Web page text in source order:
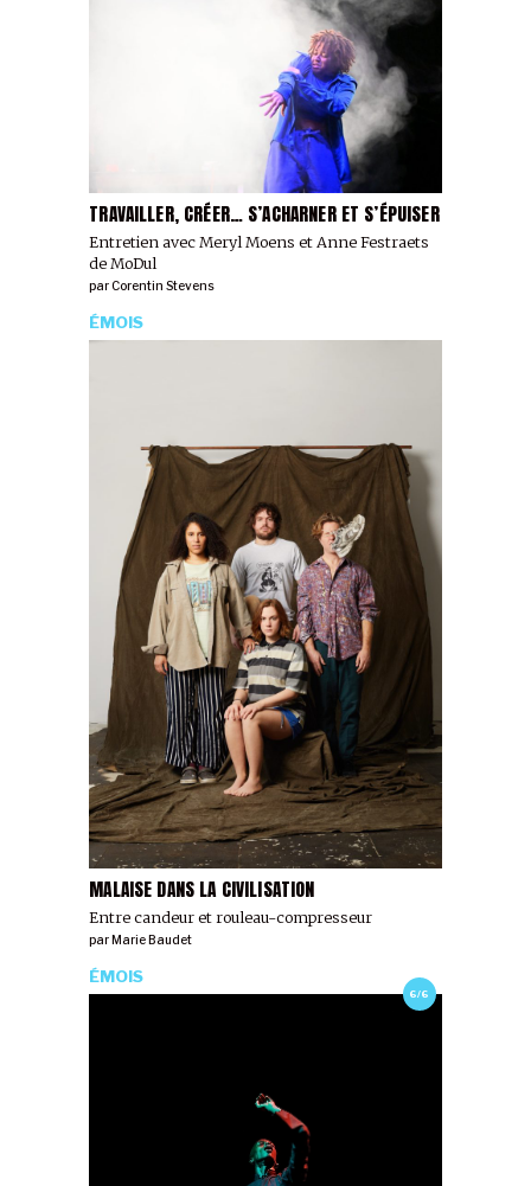
TRAVAILLER, CRÉER… S’ACHARNER ET S’ÉPUISER
Entretien avec Meryl Moens et Anne Festraets
de MoDul
parCorentin Stevens
MALAISE DANS LA CIVILISATION
Entre candeur et rouleau-compresseur
ÉMOIS
par Marie Baudet
6/6
ÉMOIS